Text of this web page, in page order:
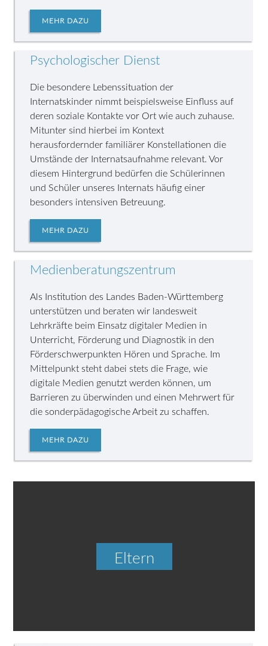
MEHR DAZU
Psychologischer Dienst
Die besondere Lebenssituation der
Internatskinder nimmt beispielsweise Einfluss auf
deren soziale Kontakte vor Ort wie auch zuhause.
Mitunter sind hierbei im Kontext
herausfordernder familiärer Konstellationen die
Umstände der Internatsaufnahme relevant. Vor
diesem Hintergrund bedürfen die Schülerinnen
und Schüler unseres Internats häufig einer
besonders intensiven Betreuung.
MEHR DAZU
Medienberatungszentrum
Als Institution des Landes Baden-Württemberg
unterstützen und beraten wir landesweit
Lehrkräfte beim Einsatz digitaler Medien in
Unterricht, Förderung und Diagnostik in den
Förderschwerpunkten Hören und Sprache. Im
Mittelpunkt steht dabei stets die Frage, wie
digitale Medien genutzt werden können, um
Barrieren zu überwinden und einen Mehrwert für
die sonderpädagogische Arbeit zu schaffen.
MEHR DAZU
Eltern